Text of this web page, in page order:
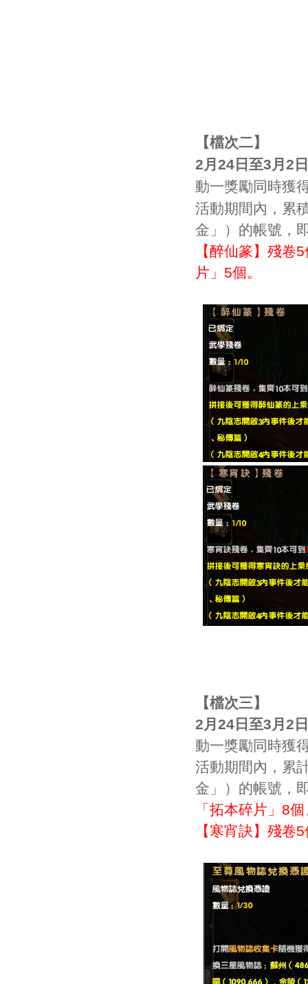
【檔次二】
2月24日至3月2日
動一獎勵同時獲
活動期間內，累
金 」
）的帳號，
【醉仙篆】殘卷5
片」 5個。
【檔次三】
2月24日至3月2日
動一獎勵同時獲
活動期間內，累
金」）的帳號，
「拓本碎片」8個
【寒宵訣】殘卷5